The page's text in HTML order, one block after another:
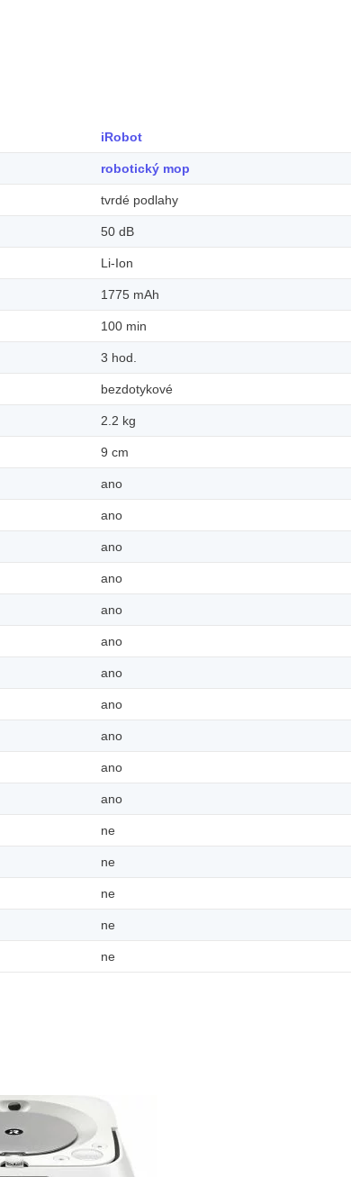
iRobot
robotický mop
tvrdé podlahy
50 dB
Li-Ion
1775 mAh
100 min
3 hod.
bezdotykové
2.2 kg
9 cm
ano
ano
ano
ano
ano
ano
ano
ano
ano
ano
ano
ne
ne
ne
ne
ne